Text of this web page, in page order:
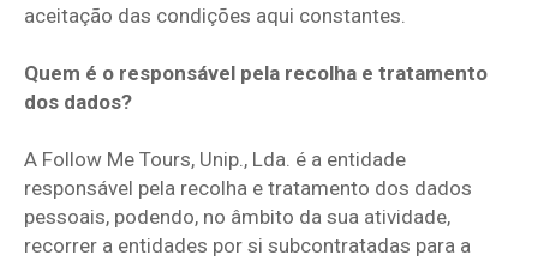
aceitação das condições aqui constantes.
Quem é o responsável pela recolha e tratamento
dos dados?
A Follow Me Tours, Unip., Lda. é a entidade
responsável pela recolha e tratamento dos dados
pessoais, podendo, no âmbito da sua atividade,
recorrer a entidades por si subcontratadas para a